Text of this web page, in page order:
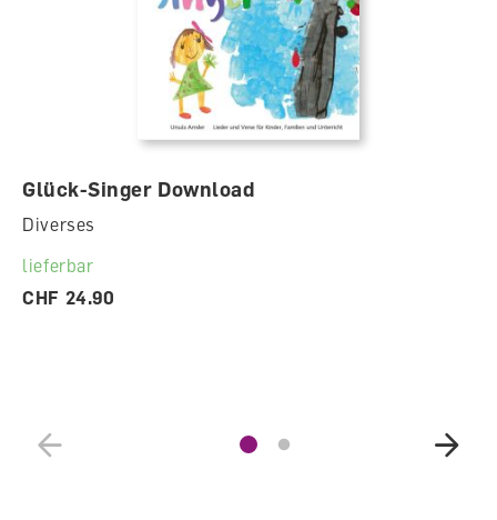
Glück-Singer Download
Diverses
lieferbar
CHF 24.90